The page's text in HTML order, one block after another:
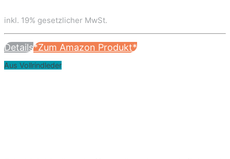
inkl. 19% gesetzlicher MwSt.
Details*Zum Amazon Produkt*
Aus Vollrindleder